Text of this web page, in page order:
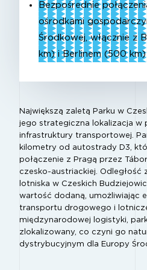
Bezpośrednie
ośrodkami
Środkowej, włącznie z
km) i Berlinem (500 km)
Największą zaletą Parku w
jego strategiczna lokalizacja w
infrastruktury transportowej.
kilometry od autostrady D3,
połączenie z Pragą przez
czesko-austriackiej. Odległość
lotniska w Czeskich
wartość dodaną, umożliwiając
transportu drogowego i
międzynarodowej logistyki,
zlokalizowany, co czyni go
dystrybucyjnym dla Europy